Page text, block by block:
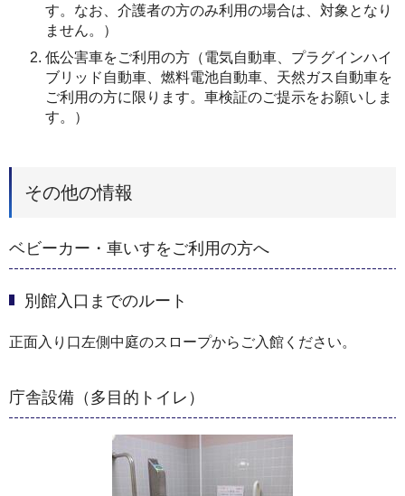
す。なお、介護者の方のみ利用の場合は、対象となり
ません。）
低公害車をご利用の方（電気自動車、プラグインハイ
ブリッド自動車、燃料電池自動車、天然ガス自動車を
ご利用の方に限ります。車検証のご提示をお願いしま
す。）
その他の情報
ベビーカー・車いすをご利用の方へ
別館入口までのルート
正面入り口左側中庭のスロープからご入館ください。
庁舎設備（多目的トイレ）